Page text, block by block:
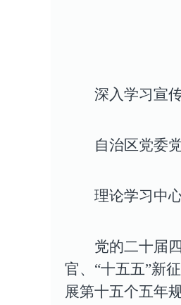
深入学习宣
自治区党委
理论学习中
党的二十届
官、“十五五”新
展第十五个五年